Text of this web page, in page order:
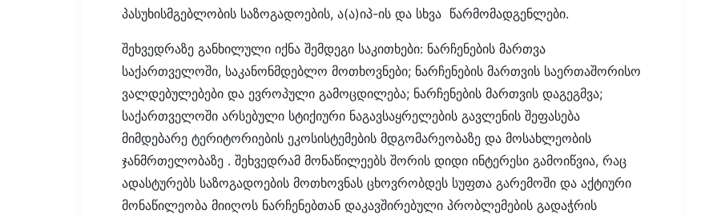
პასუხისმგებლობის საზოგადოების, ა(ა)იპ-ის და სხვა წარმომადგენლები.
შეხვედრაზე განხილული იქნა შემდეგი საკითხები: ნარჩენების მართვა
საქართველოში, საკანონმდებლო მოთხოვნები; ნარჩენების მართვის საერთაშორისო
ვალდებულებები და ევროპული გამოცდილება; ნარჩენების მართვის დაგეგმვა;
საქართველოში არსებული სტიქიური ნაგავსაყრელების გავლენის შეფასება
მიმდებარე ტერიტორიების ეკოსისტემების მდგომარეობაზე და მოსახლეობის
ჯანმრთელობაზე . შეხვედრამ მონაწილეებს შორის დიდი ინტერესი გამოიწვია, რაც
ადასტურებს საზოგადოების მოთხოვნას ცხოვრობდეს სუფთა გარემოში და აქტიური
მონაწილეობა მიიღოს ნარჩენებთან დაკავშირებული პრობლემების გადაჭრის